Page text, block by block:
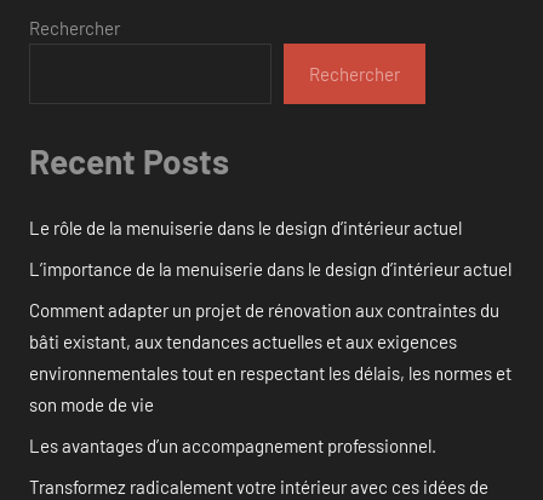
Rechercher
Rechercher
Recent Posts
Le rôle de la menuiserie dans le design d’intérieur actuel
L’importance de la menuiserie dans le design d’intérieur actuel
Comment adapter un projet de rénovation aux contraintes du
bâti existant, aux tendances actuelles et aux exigences
environnementales tout en respectant les délais, les normes et
son mode de vie
Les avantages d’un accompagnement professionnel.
Transformez radicalement votre intérieur avec ces idées de